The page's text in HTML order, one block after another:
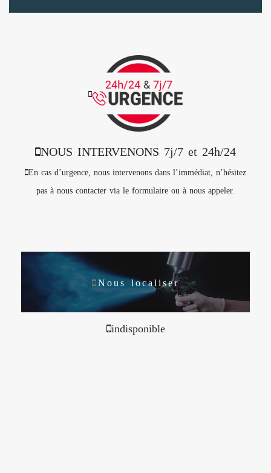
NOUS INTERVENONS 7j/7 et 24h/24
En cas d’urgence, nous intervenons dans l’immédiat, n’hésitez
pas à nous contacter via le formulaire ou à nous appeler.
Nous localiser
indisponible